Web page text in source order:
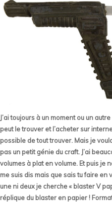
J’ai toujours à un moment ou un
peut le trouver et l’acheter sur
possible de tout trouver. Mais je
pas un petit génie du craft. J’ai
volumes à plat en volume. Et puis je
me suis dis mais que sais tu faire en
une ni deux je cherche « blaster V
réplique du blaster en papier !